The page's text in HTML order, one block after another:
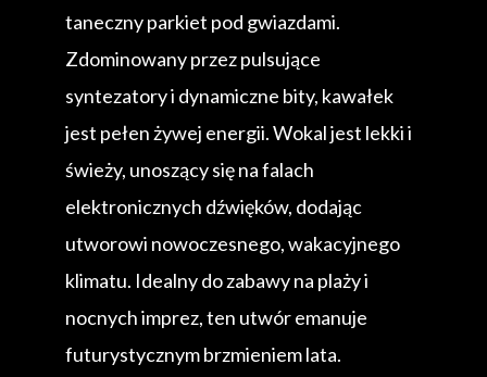
taneczny parkiet pod gwiazdami.
Zdominowany przez pulsujące
syntezatory i dynamiczne bity, kawałek
jest pełen żywej energii. Wokal jest lekki i
świeży, unoszący się na falach
elektronicznych dźwięków, dodając
utworowi nowoczesnego, wakacyjnego
klimatu. Idealny do zabawy na plaży i
nocnych imprez, ten utwór emanuje
futurystycznym brzmieniem lata.